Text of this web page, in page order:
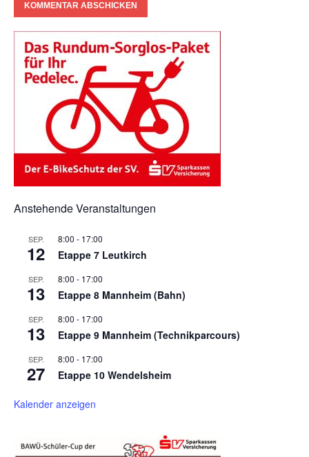
Anstehende Veranstaltungen
SEP.
12
8:00 - 17:00
Etappe 7 Leutkirch
SEP.
13
8:00 - 17:00
Etappe 8 Mannheim (Bahn)
SEP.
13
8:00 - 17:00
Etappe 9 Mannheim (Technikparcours)
SEP.
27
8:00 - 17:00
Etappe 10 Wendelsheim
Kalender anzeigen